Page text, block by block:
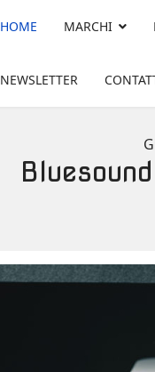
HOME MARCHI
NEWSLETTER